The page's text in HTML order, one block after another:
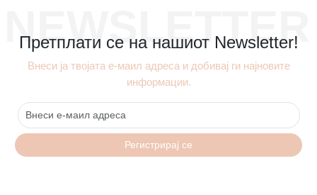
NEWSLETTER
Претплати се на нашиот Newsletter!
Внеси ја твојата е-маил адреса и добивај ги најновите
информации.
Регистрирај се